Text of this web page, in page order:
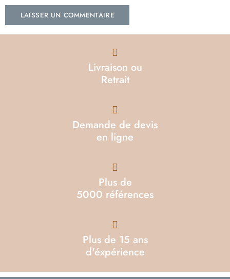
Livraison ou
Retrait
Demande de devis
en ligne
Plus de
5000 références
Plus de 15 ans
d'éxpérience